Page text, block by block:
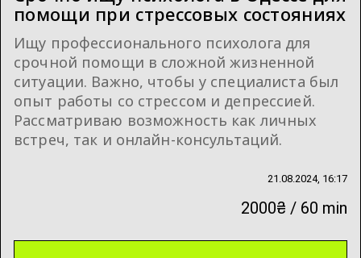
помощи при стрессовых состояниях
Ищу профессионального психолога для
срочной помощи в сложной жизненной
ситуации. Важно, чтобы у специалиста был
опыт работы со стрессом и депрессией.
Рассматриваю возможность как личных
встреч, так и онлайн-консультаций.
21.08.2024, 16:17
2000₴ / 60 min